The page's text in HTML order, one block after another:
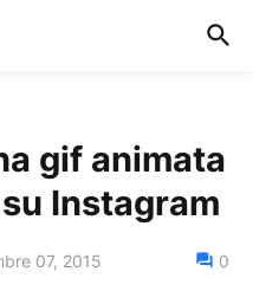
gif animata
Instagram
07, 2015 0